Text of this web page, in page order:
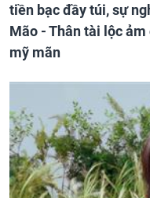
tiền bạc đầy túi, sự
Mão - Thân tài lộc
mỹ mãn